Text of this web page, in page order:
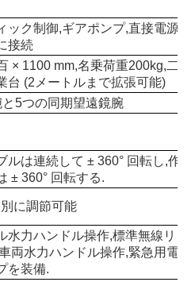
ック制御,ギアポンプ,直接電源
接続
× 1100 mm,名乗荷重200kg,二
台 (2メートルまで拡張可能)
5つの同期望遠鏡腕
ルは連続して ± 360° 回転し,作
± 360° 回転する.
に調節可能
水力ハンドル操作,標準無線リ
両水力ハンドル操作,緊急用電
を装備.